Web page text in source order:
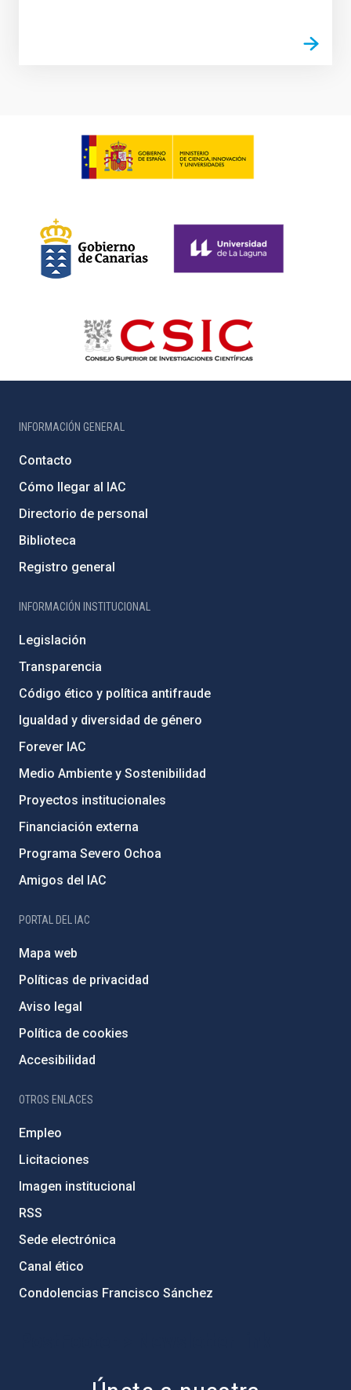
INFORMACIÓN GENERAL
Contacto
Cómo llegar al IAC
Directorio de personal
Biblioteca
Registro general
INFORMACIÓN INSTITUCIONAL
Legislación
Transparencia
Código ético y política antifraude
Igualdad y diversidad de género
Forever IAC
Medio Ambiente y Sostenibilidad
Proyectos institucionales
Financiación externa
Programa Severo Ochoa
Amigos del IAC
PORTAL DEL IAC
Mapa web
Políticas de privacidad
Aviso legal
Política de cookies
Accesibilidad
OTROS ENLACES
Empleo
Licitaciones
Imagen institucional
RSS
Sede electrónica
Canal ético
Condolencias Francisco Sánchez